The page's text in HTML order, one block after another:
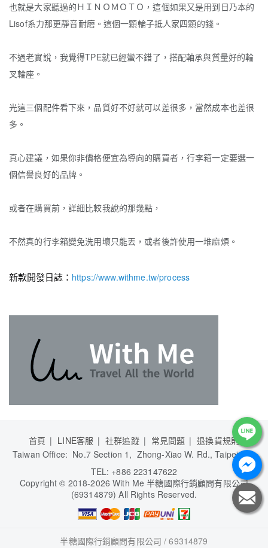
也就是大家聽過的ＨＩＮＯＭＯＴＯ，這個如果又是用到日乃本的
Lisof系力那更靜音耐磨。這個一顆輪子抵人家四顆的錢。
不過老實說，我覺得TPE就已經蠻不錯了，搭配軸承與質量好的輪
叉輪座。
光這三個配件看下來，品質好不好就可以差很多，當然成本也差很
多。
真心建議，如果你非價格便宜為導向的購買者， 行李箱一定要選一
個信譽良好的品牌。
或者在購買前，詳細比較我說的那幾點，
不然真的行李箱變免洗用壞只能丟，或者後許使用一堆麻煩。
新款開發日誌： https://www.withme.tw/process
首頁 LINE客服 社群追蹤 常見問題
退換貨規則
Taiwan Office: No.7 Section 1, Zhong-Xiao W. Rd., Taipei City
TEL: +886 223147622
Copyright© 2018-2026 With Me 半糖國際行銷顧問有限公司
(69314879) All Rights Reserved.
半糖國際行銷顧問有限公司 / 69314879